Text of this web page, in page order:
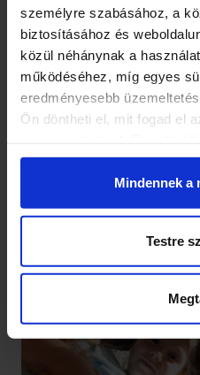
személyre szabásához, a
biztosításához és
közül néhánynak a
működéséhez, míg egyes
eredményesebb
Ön döntheti el, mit fogad el
módosíthatja. További
tájékoztatónkban.Mindennek a
Testre